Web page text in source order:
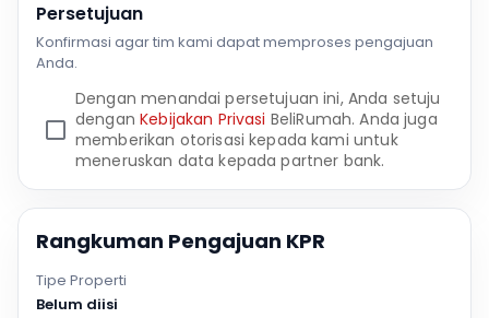
Persetujuan
Konfirmasi agar tim kami dapat memproses pengajuan
Anda.
Dengan menandai persetujuan ini, Anda setuju
denganKebijakan Privasi BeliRumah. Anda juga
memberikan otorisasi kepada kami untuk
meneruskan data kepada partner bank.
Rangkuman Pengajuan KPR
Tipe Properti
Belum diisi